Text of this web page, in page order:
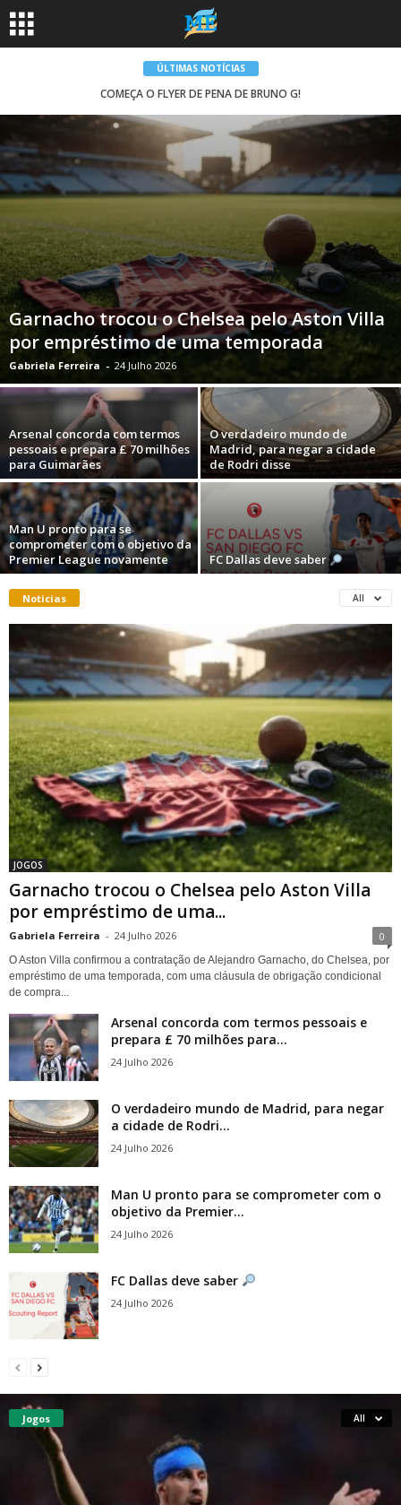
ÚLTIMAS NOTÍCIAS
COMEÇA O FLYER DE PENA DE BRUNO G!
Garnacho trocou o Chelsea pelo Aston Villa
por empréstimo de uma temporada
Gabriela Ferreira - 24 Julho 2026
Arsenal concorda com termos
pessoais e prepara £ 70 milhões
para Guimarães
O verdadeiro mundo de
Madrid, para negar a cidade
de Rodri disse
Man U pronto para se
comprometer com o objetivo da
Premier League novamente
FC Dallas deve saber
Noticias All
JOGOS
Garnacho trocou o Chelsea pelo Aston Villa
por empréstimo de uma...
Gabriela Ferreira - 24 Julho 2026 0
O Aston Villa confirmou a contratação de Alejandro Garnacho, do Chelsea, por
empréstimo de uma temporada, com uma cláusula de obrigação condicional
de compra...
Arsenal concorda com termos pessoais e
prepara £ 70 milhões para...
24 Julho 2026
O verdadeiro mundo de Madrid, para negar
a cidade de Rodri...
24 Julho 2026
Man U pronto para se comprometer com o
objetivo da Premier...
24 Julho 2026
FC Dallas deve saber
24 Julho 2026
Jogos All